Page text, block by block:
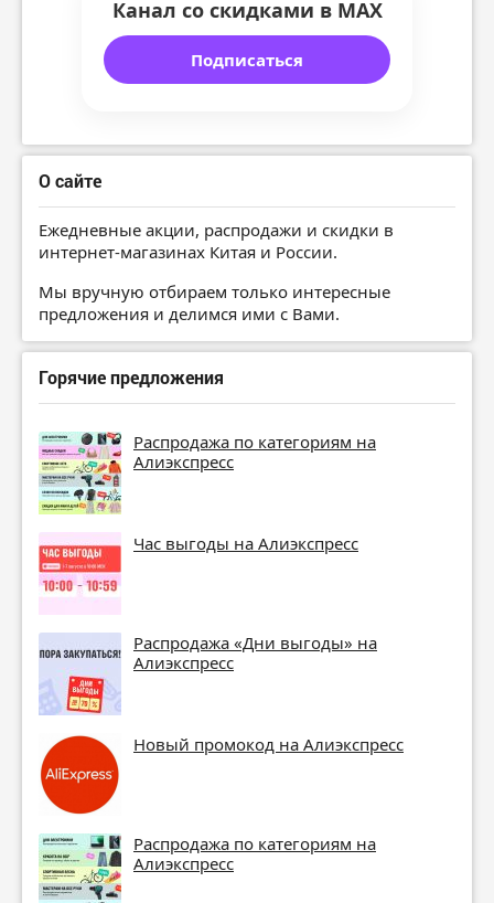
Канал со скидками в MAX
Подписаться
О сайте
Ежедневные акции, распродажи и скидки в
интернет-магазинах Китая и России.
Мы вручную отбираем только интересные
предложения и делимся ими с Вами.
Горячие предложения
Распродажа по категориям на
Алиэкспресс
Час выгоды на Алиэкспресс
Распродажа «Дни выгоды» на
Алиэкспресс
Новый промокод на Алиэкспресс
Распродажа по категориям на
Алиэкспресс